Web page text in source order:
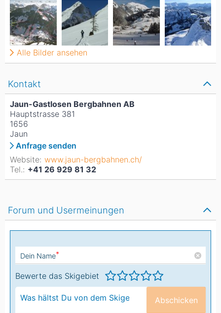
Kontakt
Jaun-Gastlosen Bergbahnen AB
Hauptstrasse 381
1656
Jaun
Anfrage senden
Website: www.jaun-bergbahnen.ch/
Tel.: +41 26 929 81 32
Alle Bilder ansehen
Forum und Usermeinungen
Dein Name*
Bewerte das Skigebiet
Abschicken